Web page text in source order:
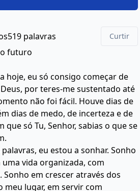
519 palavras Curtir
futuro
hoje, eu só consigo começar de
por teres-me sustentado até
não foi fácil. Houve dias de
dias de medo, de incerteza e de
só Tu, Senhor, sabias o que se
eu estou a sonhar. Sonho
vida organizada, com
em crescer através dos
meu lugar, em servir com